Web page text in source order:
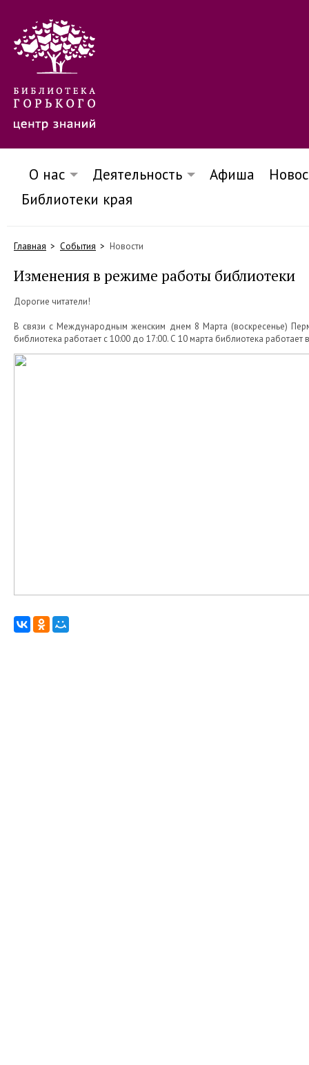
О нас Деятельность Афиша
Библиотеки края
Главная События Новости
Изменения в режиме работы библиотеки
Дорогие читатели!
В связи с Международным женским днем 8 Марта (воскресенье)
библиотека работает с 10:00 до 17:00. С 10 марта библиотека